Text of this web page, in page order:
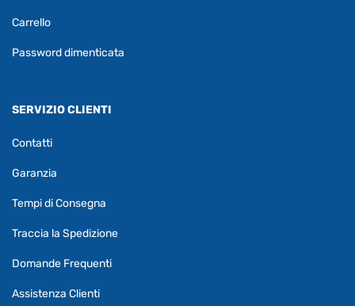
Carrello
Password dimenticata
SERVIZIO CLIENTI
Contatti
Garanzia
Tempi di Consegna
Traccia la Spedizione
Domande Frequenti
Assistenza Clienti